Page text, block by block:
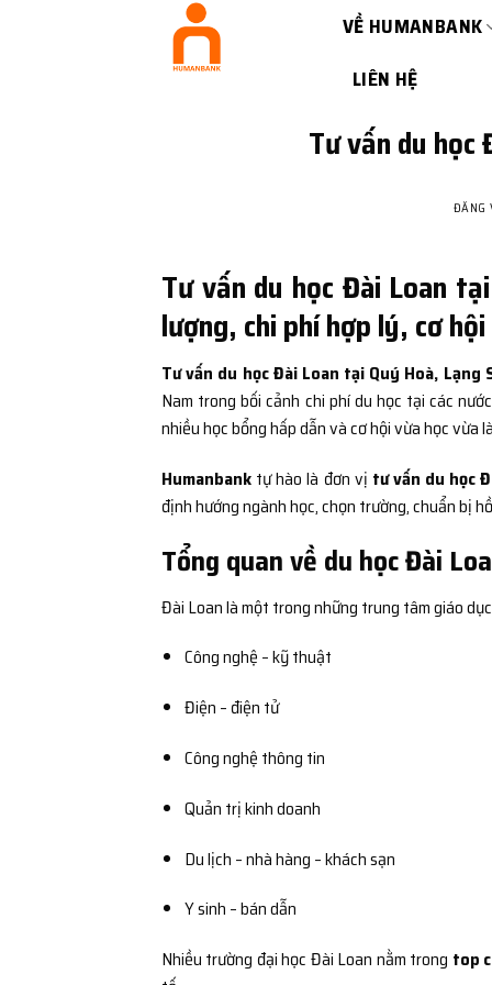
VỀ HUMANBANK
LIÊN HỆ
Tư vấn du học
ĐĂNG
Tư vấn du học Đài Loan
lượng, chi phí hợp lý, cơ
Tư vấn du học Đài Loan tại Quý Hoà, Lạng
Nam trong bối cảnh chi phí du học tại các
nhiều học bổng hấp dẫn và cơ hội vừa học vừa
Humanbank tự hào là đơn vị tư vấn du học
định hướng ngành học, chọn trường, chuẩn bị
Tổng quan về du học Đài
Đài Loan là một trong những trung tâm giáo
Công nghệ – kỹ thuật
Điện – điện tử
Công nghệ thông tin
Quản trị kinh doanh
Du lịch – nhà hàng – khách sạn
Y sinh – bán dẫn
Nhiều trường đại học Đài Loan nằm trong top